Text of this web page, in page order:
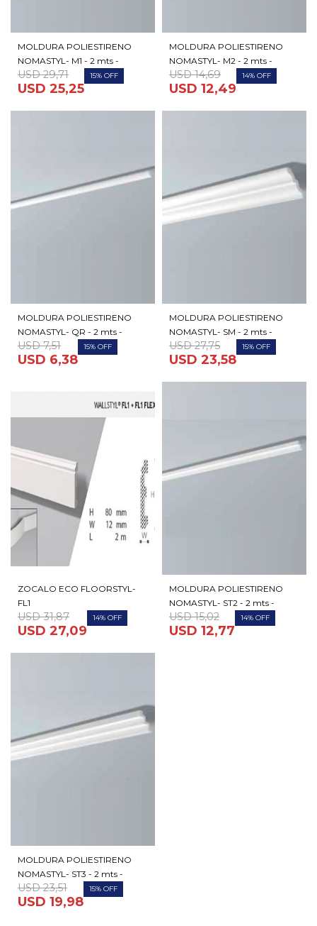
MOLDURA POLIESTIRENO
NOMASTYL- M1 - 2 mts -
USD 25,25
USD 29,71 15
MOLDURA POLIESTIRENO
NOMASTYL- M2 - 2 mts -
USD 12,49
USD 14,69 14
MOLDURA POLIESTIRENO
NOMASTYL- QR - 2 mts -
USD 6,38
USD 7,51 15
MOLDURA POLIESTIRENO
NOMASTYL- SM - 2 mts -
USD 23,58
USD 27,75 15
ZOCALO ECO FLOORSTYL-
FL1
USD 27,09
USD 31,87 14
MOLDURA POLIESTIRENO
NOMASTYL- ST2 - 2 mts -
USD 12,77
USD 15,02 14
MOLDURA POLIESTIRENO
NOMASTYL- ST3 - 2 mts -
USD 19,98
USD 23,51 15